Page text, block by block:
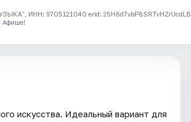
ИНН: 9705121040 erid: 25H8d7vbP8SRTvHZrUcdLB
Афише!
искусства. Идеальный вариант для